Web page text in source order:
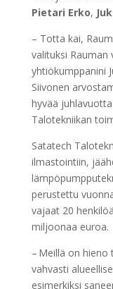
Pietari Erko,
– Totta kai,
valituksi Rauman
yhtiökumppanini
Siivonen
hyvää
Talotekniikan
Satatech
ilmastointiin,
perustettu
vajaat 20
miljoonaa euroa.
– Meillä on
vahvasti
esimerkiksi